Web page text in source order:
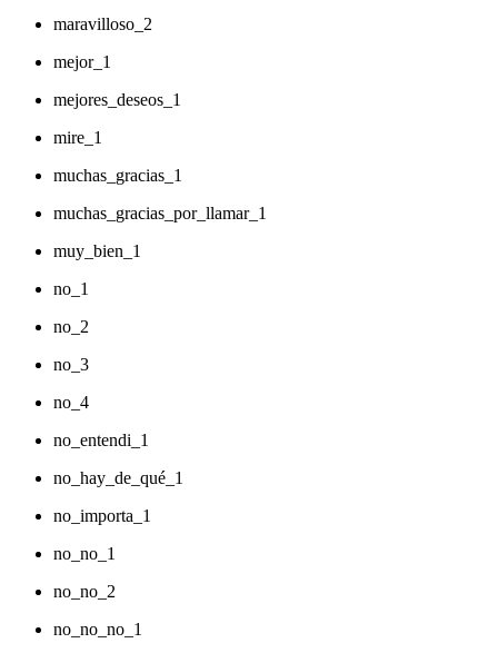
maravilloso_2
mejor_1
mejores_deseos_1
mire_1
muchas_gracias_1
muchas_gracias_por_llamar_1
muy_bien_1
no_1
no_2
no_3
no_4
no_entendi_1
no_hay_de_qué_1
no_importa_1
no_no_1
no_no_2
no_no_no_1